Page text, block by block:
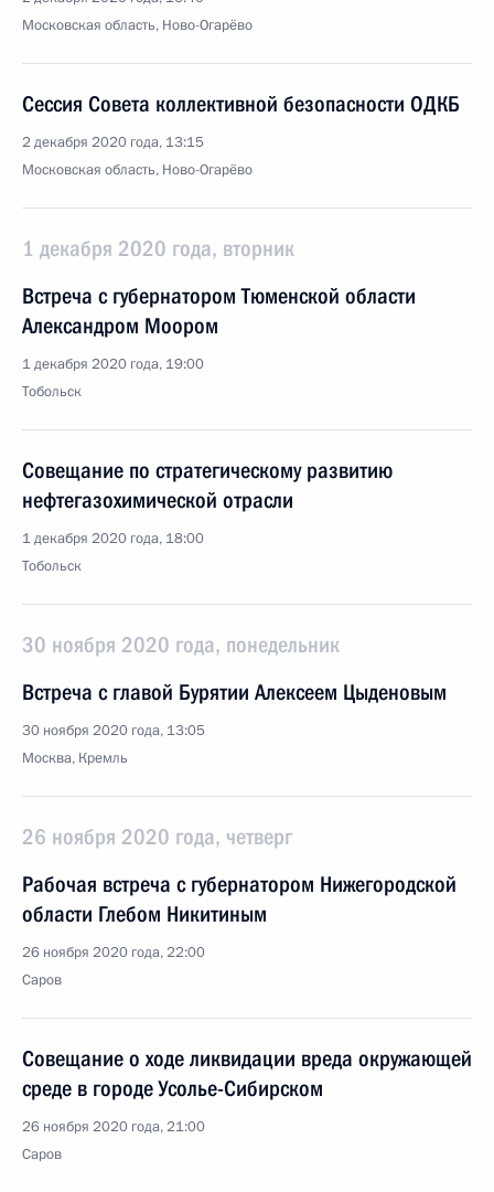
Московская область, Ново-Огарёво
Сессия Совета коллективной безопасности ОДКБ
2 декабря 2020 года, 13:15
Московская область, Ново-Огарёво
1 декабря 2020 года, вторник
Встреча с губернатором Тюменской области
Александром Моором
1 декабря 2020 года, 19:00
Тобольск
Совещание по стратегическому развитию
нефтегазохимической отрасли
1 декабря 2020 года, 18:00
Тобольск
30 ноября 2020 года, понедельник
Встреча с главой Бурятии Алексеем Цыденовым
30 ноября 2020 года, 13:05
Москва, Кремль
26 ноября 2020 года, четверг
Рабочая встреча с губернатором Нижегородской
области Глебом Никитиным
26 ноября 2020 года, 22:00
Саров
Совещание о ходе ликвидации вреда окружающей
среде в городе Усолье-Сибирском
26 ноября 2020 года, 21:00
Саров